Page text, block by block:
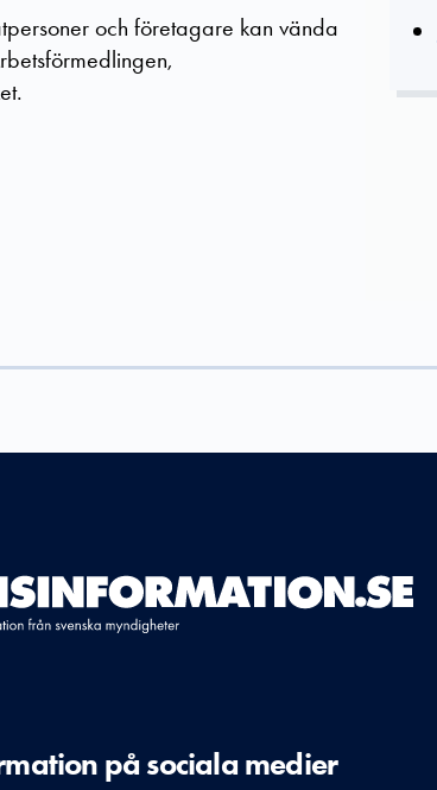
och företagare kan vända
på sociala medier